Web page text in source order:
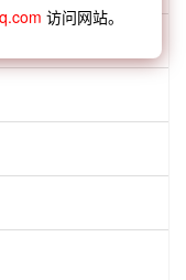
访问网站。